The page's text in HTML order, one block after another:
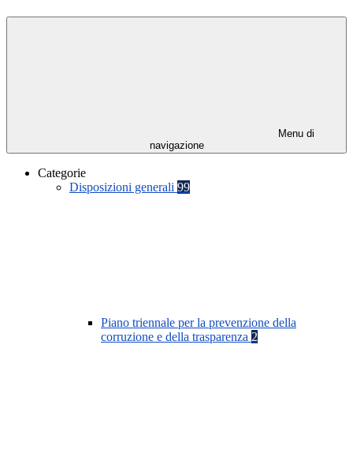
Menu di
navigazione
Categorie
Disposizioni generali 99
Piano triennale per la prevenzione della
corruzione e della trasparenza 2